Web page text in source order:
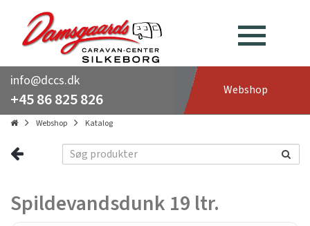
info@dccs.dk
+45 86 825 826 Webshop
Webshop Katalog
Spildevandsdunk 19 ltr.